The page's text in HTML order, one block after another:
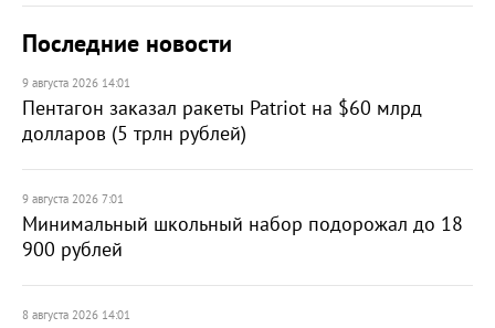
Последние новости
9 августа 2026 14:01
Пентагон заказал ракеты Patriot на $60 млрд
долларов (5 трлн рублей)
9 августа 2026 7:01
Минимальный школьный набор подорожал до 18
900 рублей
8 августа 2026 14:01